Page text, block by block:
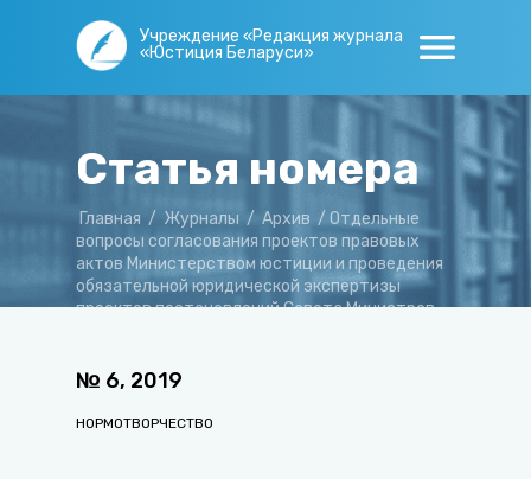
Учреждение «Редакция журнала
«Юстиция Беларуси»
Статья номера
Главная / Журналы / Архив / Отдельные
вопросы согласования проектов правовых
актов Министерством юстиции и проведения
обязательной юридической экспертизы
проектов постановлений Совета Министров
№ 6, 2019
НОРМОТВОРЧЕСТВО